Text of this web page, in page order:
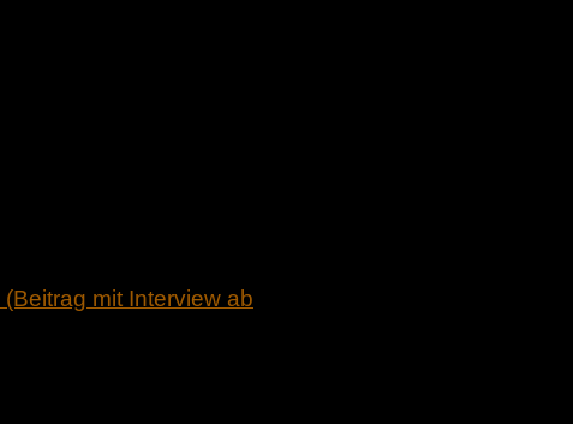
(Beitrag mit Interview ab